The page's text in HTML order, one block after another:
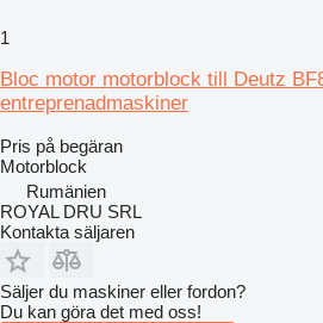
1
Bloc motor motorblock till Deutz
entreprenadmaskiner
Pris på begäran
Motorblock
Rumänien
ROYAL DRU SRL
Kontakta säljaren
Säljer du maskiner eller fordon?
Du kan göra det med oss!